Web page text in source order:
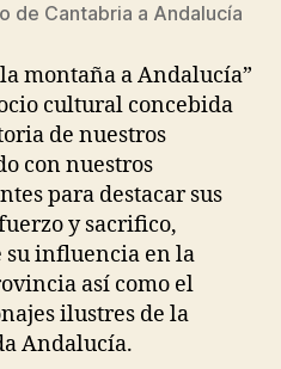
de Cantabria a Andalucía
montaña a Andalucía”
cultural concebida
de nuestros
con nuestros
para destacar sus
y sacrifico,
su influencia en la
así como el
ilustres de la
Andalucía.